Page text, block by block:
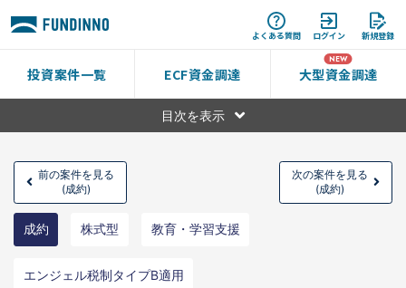
よくある質問 ログイン 新規登録
投資案件一覧 ECF資金調達 大型資金調達
目次を表示
前の案件を見る
(成約)
次の案件を見る
(成約)
成約 株式型 教育・学習支援
エンジェル税制タイプB適用